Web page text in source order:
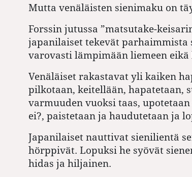
Mutta venäläisten sienimaku on
Forssin jutussa ”matsutake-
japanilaiset tekevät parhaimmista
varovasti lämpimään liemeen
Venäläiset rakastavat yli kaiken
pilkotaan, keitellään, hapatetaan,
varmuuden vuoksi taas,
ei?, paistetaan ja haudutetaan ja
Japanilaiset nauttivat sienilientä
hörppivät. Lopuksi he syövät
hidas ja hiljainen.